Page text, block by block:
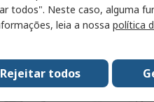
Junta para
todos". Neste caso, alguma
leia a nossa política
Rejeitar todos